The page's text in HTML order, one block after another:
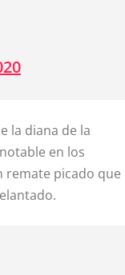
la diana de la
en los
remate picado que